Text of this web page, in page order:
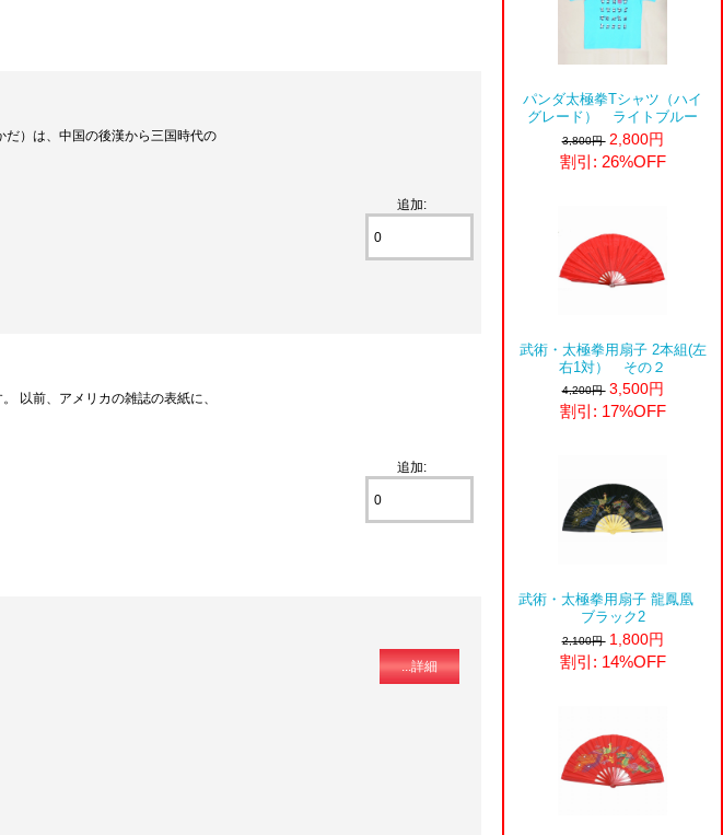
）は、中国の後漢から三国時代の
追加:
以前、アメリカの雑誌の表紙に、
追加:
...詳細
パンダ太極拳Tシャツ（ハイ
グレード） ライトブルー
3,800円 2,800円
割引: 26%OFF
武術・太極拳用扇子 2本組(左
右1対） その２
4,200円 3,500円
割引: 17%OFF
武術・太極拳用扇子 龍鳳凰
ブラック2
2,100円 1,800円
割引: 14%OFF